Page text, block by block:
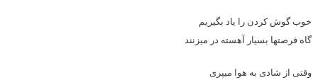
خوب گوش کردن را یاد بگیریم
گاه فرصتها بسیار آهسته در میزنند
وقتی از شادی به هوا میپری